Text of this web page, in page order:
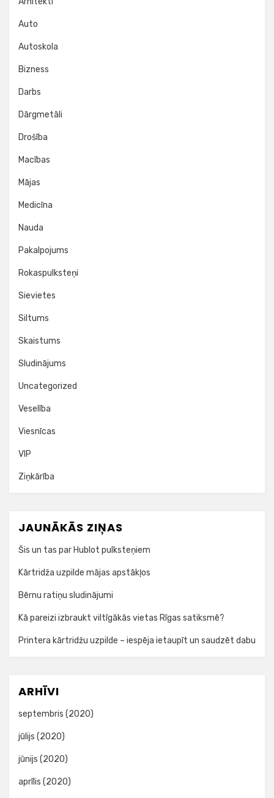
Auto
Autoskola
Bizness
Darbs
Dārgmetāli
Drošība
Macības
Mājas
Medicīna
Nauda
Pakalpojums
Rokaspulksteņi
Sievietes
Siltums
Skaistums
Sludinājums
Uncategorized
Veselība
Viesnīcas
VIP
Ziņkārība
JAUNĀKĀS ZIŅAS
Šis un tas par Hublot pulksteņiem
Kārtridža uzpilde mājas apstākļos
Bērnu ratiņu sludinājumi
Kā pareizi izbraukt viltīgākās vietas Rīgas satiksmē?
Printera kārtridžu uzpilde – iespēja ietaupīt un saudzēt dabu
ARHĪVI
septembris (2020)
jūlijs (2020)
jūnijs (2020)
aprīlis (2020)